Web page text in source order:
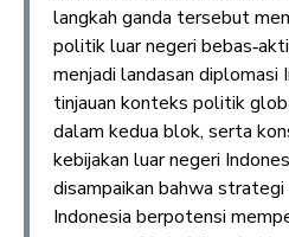
langkah ganda tersebut
politik luar negeri
menjadi landasan diplomasi
tinjauan konteks politik
dalam kedua blok, serta
kebijakan luar negeri
disampaikan bahwa strategi
Indonesia berpotensi